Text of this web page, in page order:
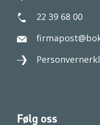
22 39 68 00
Følg oss